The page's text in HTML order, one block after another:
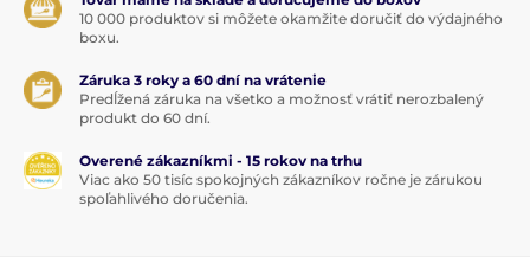
10 000 produktov si môžete okamžite doručiť do výdajného
boxu.
Záruka 3 roky a 60 dní na vrátenie
Predĺžená záruka na všetko a možnosť vrátiť nerozbalený
produkt do 60 dní.
Overené zákazníkmi - 15 rokov na trhu
Viac ako 50 tisíc spokojných zákazníkov ročne je zárukou
spoľahlivého doručenia.